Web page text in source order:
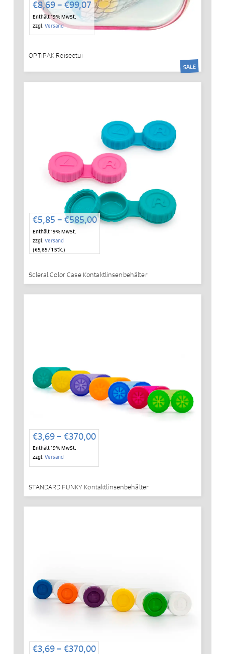
€8,69– €99,07Preisspanne:
€8,69
bis
€99,07
Enthält 19% MwSt.
zzgl. Versand
OPTIPAK Reiseetui
SALE
€5,85 – €585,00Preisspanne:
€5,85
Enthält 19% MwSt.
zzgl. Versand
(€5,85/ 1 Stk.)
Scleral Color Case Kontaktlinsenbehälter
€3,69– €370,00Preisspanne:
Enthält 19% MwSt.
zzgl. Versand
STANDARD FUNKY Kontaktlinsenbehälter
€3,69– €370,00Preisspanne: